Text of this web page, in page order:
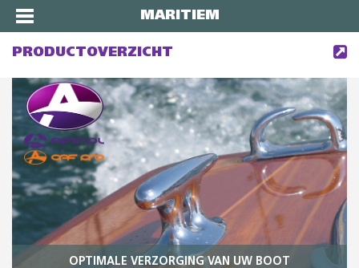
MARITIEM
PRODUCTOVERZICHT
OPTIMALE VERZORGING VAN UW BOOT